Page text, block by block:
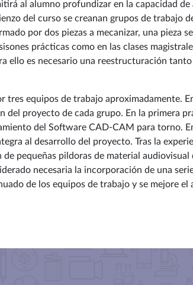
al alumno profundizar en la capacidad
del curso se creanan grupos de trabajo
por dos piezas a mecanizar, una pieza
prácticas como en las clases
ello es necesario una reestructuración
tres equipos de trabajo aproximadamente.
proyecto de cada grupo. En la primera
del Software CAD-CAM para torno.
al desarrollo del proyecto. Tras la
pequeñas pildoras de material audiovisual
necesaria la incorporación de una
de los equipos de trabajo y se mejore el